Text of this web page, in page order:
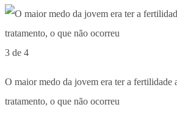
3 de 4
O maior medo da jovem era ter a fertilidade
tratamento, o que não ocorreu